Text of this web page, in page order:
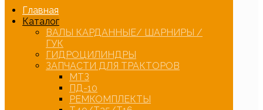
Главная
Каталог
ВАЛЫ КАРДАННЫЕ/ ШАРНИРЫ /
ГУК
ГИДРОЦИЛИНДРЫ
ЗАПЧАСТИ ДЛЯ ТРАКТОРОВ
МТЗ
ПД-10
РЕМКОМПЛЕКТЫ